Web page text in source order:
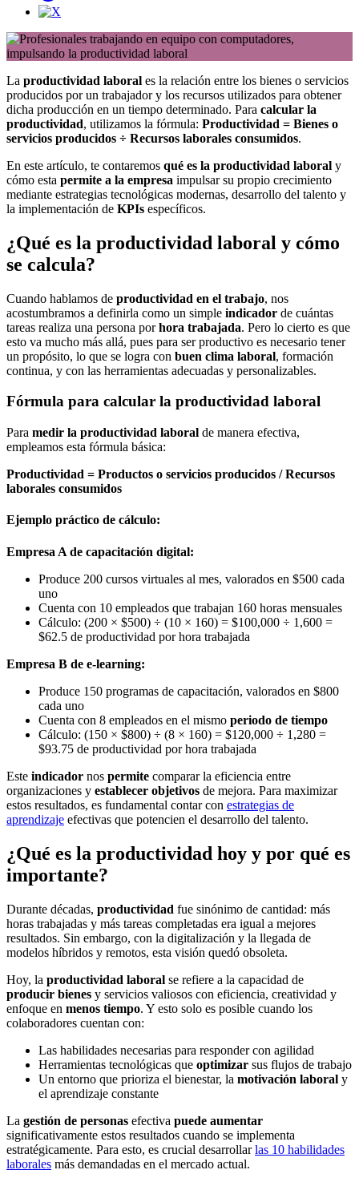
La productividad laboral es la relación entre los bienes o servicios
producidos por un trabajador y los recursos utilizados para obtener
dicha producción en un tiempo determinado. Para calcular la
productividad, utilizamos la fórmula: Productividad = Bienes o
servicios producidos ÷ Recursos laborales consumidos.
En este artículo, te contaremos qué es la productividad laboral y
cómo esta permite a la empresa impulsar su propio crecimiento
mediante estrategias tecnológicas modernas, desarrollo del talento y
la implementación de KPIs específicos.
¿Qué es la productividad laboral y cómo
se calcula?
Cuando hablamos de productividad en el trabajo, nos
acostumbramos a definirla como un simple indicador de cuántas
tareas realiza una persona porhora trabajada. Pero lo cierto es que
esto va mucho más allá, pues para ser productivo es necesario tener
un propósito, lo que se logra con buen clima laboral, formación
continua, y con las herramientas adecuadas y personalizables.
Fórmula para calcular la productividad laboral
Para medir la productividad laboral de manera efectiva,
empleamos esta fórmula básica:
Productividad = Productos o servicios producidos / Recursos
laborales consumidos
Ejemplo práctico de cálculo:
Empresa A de capacitación digital:
Produce 200 cursos virtuales al mes, valorados en $500 cada
uno
Cuenta con 10 empleados que trabajan 160 horas mensuales
Cálculo: (200 × $500) ÷ (10 × 160) = $100,000 ÷ 1,600 =
$62.5 de productividad por hora trabajada
Empresa B de e-learning:
Produce 150 programas de capacitación, valorados en $800
cada uno
Cuenta con 8 empleados en el mismo periodo de tiempo
Cálculo: (150 × $800) ÷ (8 × 160) = $120,000 ÷ 1,280 =
$93.75 de productividad por hora trabajada
Este indicador nos permite comparar la eficiencia entre
organizaciones y establecer objetivos de mejora. Para maximizar
estos resultados, es fundamental contar con estrategias de
aprendizaje efectivas que potencien el desarrollo del talento.
¿Qué es la productividad hoy y por qué es
importante?
Durante décadas, productividad fue sinónimo de cantidad: más
horas trabajadas y más tareas completadas era igual a mejores
resultados. Sin embargo, con la digitalización y la llegada de
modelos híbridos y remotos, esta visión quedó obsoleta.
Hoy, la productividad laboral se refiere a la capacidad de
producir bienes y servicios valiosos con eficiencia, creatividad y
enfoque en menos tiempo. Y esto solo es posible cuando los
colaboradores cuentan con:
Las habilidades necesarias para responder con agilidad
Herramientas tecnológicas que optimizar sus flujos de trabajo
Un entorno que prioriza el bienestar, la motivación laboral y
el aprendizaje constante
La gestión de personas efectiva puede aumentar
significativamente estos resultados cuando se implementa
estratégicamente. Para esto, es crucial desarrollarlas 10 habilidades
laborales más demandadas en el mercado actual.